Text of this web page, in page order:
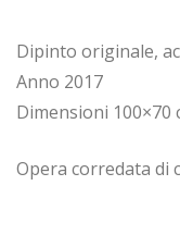
Dipinto originale,
Anno 2017
Dimensioni 100×70
Opera corredata di